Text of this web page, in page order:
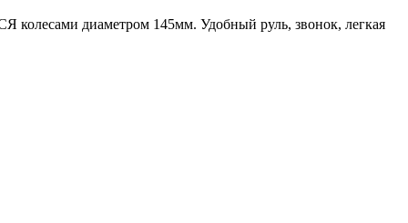
диаметром 145мм. Удобный руль, звонок, легкая